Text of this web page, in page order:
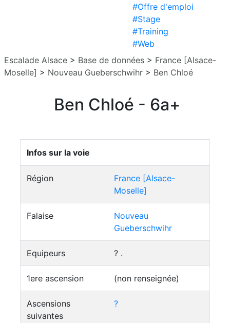
#Offre d'emploi
#Stage
#Training
#Web
Escalade Alsace > Base de données > France [Alsace-
Moselle] > Nouveau Gueberschwihr > Ben Chloé
Ben Chloé - 6a+
Infos sur la voie
Région
France [Alsace-
Moselle]
Falaise
Nouveau
Gueberschwihr
Equipeurs ? .
1ere ascension (non renseignée)
Ascensions
suivantes
?